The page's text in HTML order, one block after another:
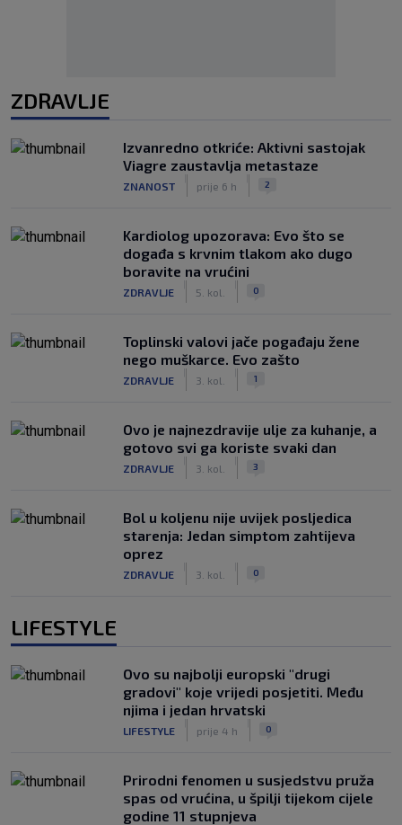
ZDRAVLJE
Izvanredno otkriće: Aktivni sastojak
Viagre zaustavlja metastaze
ZNANOST prije 6 h 2
Kardiolog upozorava: Evo što se
događa s krvnim tlakom ako dugo
boravite na vrućini
ZDRAVLJE 5. kol. 0
Toplinski valovi jače pogađaju žene
nego muškarce. Evo zašto
ZDRAVLJE 3. kol. 1
Ovo je najnezdravije ulje za kuhanje, a
gotovo svi ga koriste svaki dan
ZDRAVLJE 3. kol. 3
Bol u koljenu nije uvijek posljedica
starenja: Jedan simptom zahtijeva
oprez
ZDRAVLJE 3. kol. 0
LIFESTYLE
Ovo su najbolji europski "drugi
gradovi" koje vrijedi posjetiti. Među
njima i jedan hrvatski
LIFESTYLE prije 4 h 0
Prirodni fenomen u susjedstvu pruža
spas od vrućina, u špilji tijekom cijele
godine 11 stupnjeva